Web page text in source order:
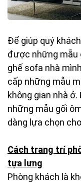
Để giúp quý
được những mẫu
ghế sofa nhà
cấp những mẫu
không gian nhà
những mẫu gối
dàng lựa chọn
Cách trang trí
tựa lưng
Phòng khách là